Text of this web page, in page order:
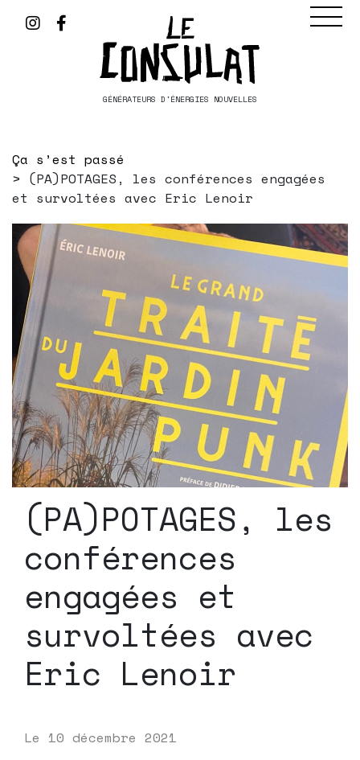
GÉNÉRATEURS D'ÉNERGIES NOUVELLES
Ça s’est passé
(PA)POTAGES, les conférences engagées
et survoltées avec Eric Lenoir
(PA)POTAGES, les
conférences
engagées et
survoltées avec
Eric Lenoir
Le 10 décembre 2021